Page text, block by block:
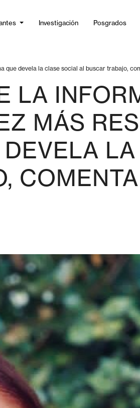
Investigación Posgrados
que devela la clase social al buscar trabajo,
LA
MÁS